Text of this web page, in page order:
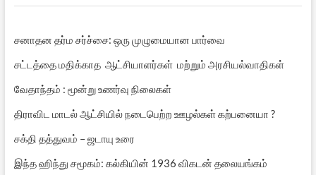
சனாதன தர்ம சர்ச்சை: ஒரு முழுமையான பார்வை
சட்டத்தை மதிக்காத ஆட்சியாளர்கள் மற்றும் அரசியல்வாதிகள்
வேதாந்தம் : மூன்று உணர்வு நிலைகள்
திராவிட மாடல் ஆட்சியில் நடைபெற்ற ஊழல்கள் கற்பனையா ?
சக்தி தத்துவம் – ஜடாயு உரை
இந்த ஹிந்து சமூகம்: கல்கியின் 1936 விகடன் தலையங்கம்